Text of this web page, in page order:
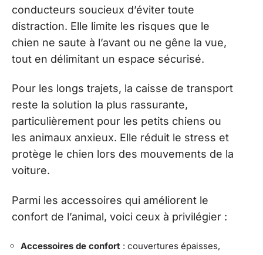
conducteurs soucieux d’éviter toute
distraction. Elle limite les risques que le
chien ne saute à l’avant ou ne gêne la vue,
tout en délimitant un espace sécurisé.
Pour les longs trajets, la caisse de transport
reste la solution la plus rassurante,
particulièrement pour les petits chiens ou
les animaux anxieux. Elle réduit le stress et
protège le chien lors des mouvements de la
voiture.
Parmi les accessoires qui améliorent le
confort de l’animal, voici ceux à privilégier :
Accessoires de confort : couvertures épaisses,